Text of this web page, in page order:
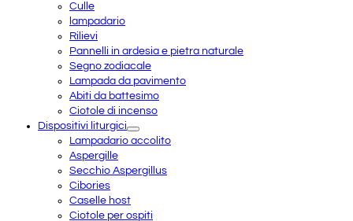
Culle
lampadario
Rilievi
Pannelli in ardesia e pietra naturale
Segno zodiacale
Lampada da pavimento
Abiti da battesimo
Ciotole di incenso
Dispositivi liturgici
Lampadario accolito
Aspergille
Secchio Aspergillus
Cibories
Caselle host
Ciotole per ospiti